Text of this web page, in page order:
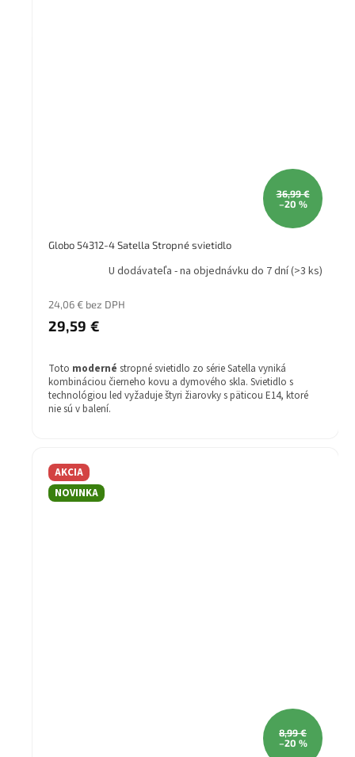
36,99 €
–20 %
Globo 54312-4 Satella Stropné svietidlo
U dodávateľa - na objednávku do 7 dní(>3 ks)
24,06 € bez DPH
29,59 €
Toto moderné stropné svietidlo zo série Satella vyniká
kombináciou čierneho kovu a dymového skla. Svietidlo s
technológiou led vyžaduje štyri žiarovky s päticou E14, ktoré
nie sú v balení.
Farba svietidla: čierna
Materiál svietidla: kov/sklo
Farba tienidla: dymové sklo
Záruka: 2 rok
AKCIA
NOVINKA
8,99 €
–20 %